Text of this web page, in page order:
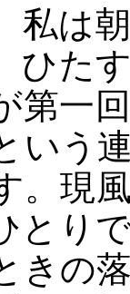
は
ひた
第一
いう
。現
とり
きの